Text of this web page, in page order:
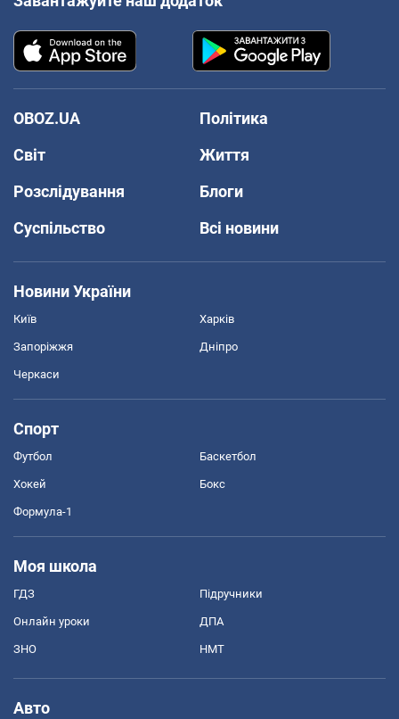
OBOZ.UA
Політика
Світ
Життя
Розслідування
Блоги
Суспільство
Всі новини
Новини України
Київ Харків
Запоріжжя Дніпро
Черкаси
Спорт
Футбол Баскетбол
Хокей Бокс
Формула-1
Моя школа
ГДЗ Підручники
Онлайн уроки ДПА
ЗНО НМТ
Авто